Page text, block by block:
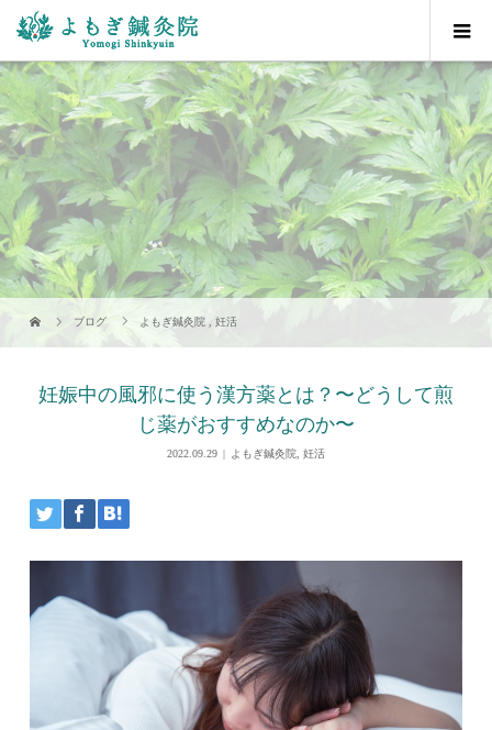
ブログ よもぎ鍼灸院 ,妊活
妊娠中の風邪に使う漢方薬とは？〜どうして煎
じ薬がおすすめなのか〜
2022.09.29 よもぎ鍼灸院, 妊活